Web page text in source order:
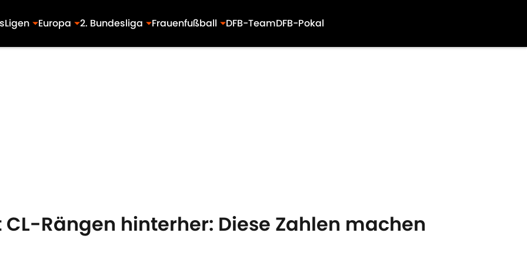
Ligen Europa 2. Bundesliga Frauenfußball DFB-TeamDFB-Pokal
Rängen hinterher: Diese Zahlen machen